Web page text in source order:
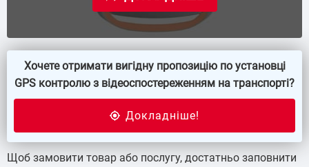
Хочете отримати вигідну пропозицію по установці
GPS контролю з відеоспостереженням на транспорті?
Щоб замовити товар або послугу, достатньо заповнити